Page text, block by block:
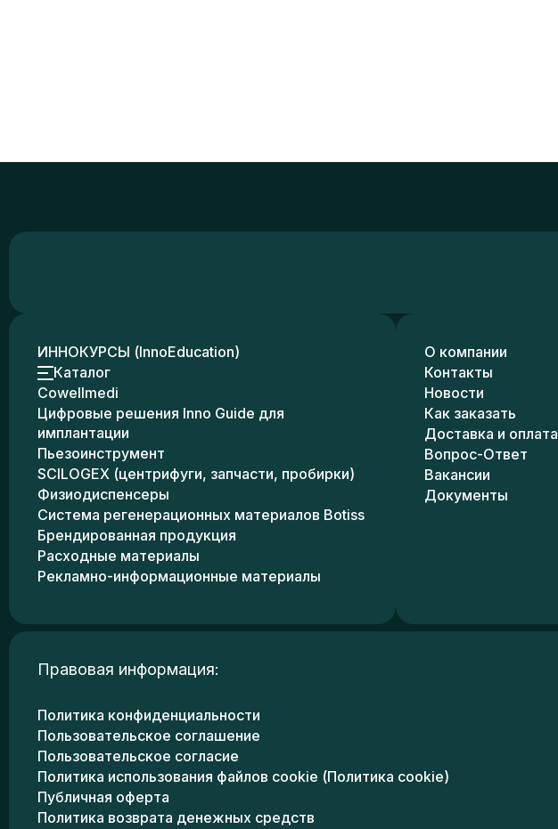
ИННОКУРСЫ (InnoEducation)
Каталог
Cowellmedi
Цифровые решения Inno Guide для
имплантации
Пьезоинструмент
SCILOGEX (центрифуги, запчасти, пробирки)
Физиодиспенсеры
Система регенерационных материалов Botiss
Брендированная продукция
Расходные материалы
Рекламно-информационные материалы
О компании
Контакты
Новости
Как заказать
Доставка и оплата
Вопрос-Ответ
Вакансии
Документы
Правовая информация:
Политика конфиденциальности
Пользовательское соглашение
Пользовательское согласие
Политика использования файлов cookie (Политика cookie)
Публичная оферта
Политика возврата денежных средств